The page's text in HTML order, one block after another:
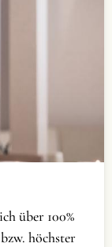
über 100%
höchster